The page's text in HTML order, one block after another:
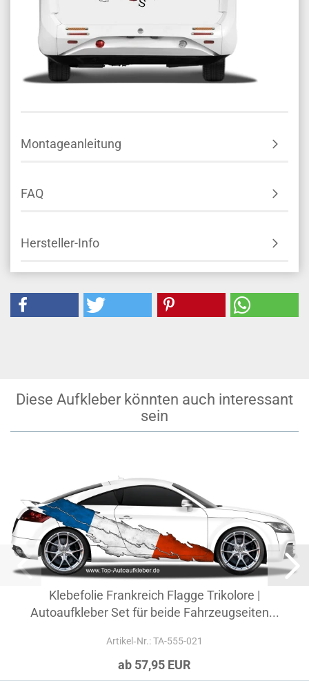
Montageanleitung
FAQ
Hersteller-Info
Diese Aufkleber könnten auch interessant
sein
Klebefolie Frankreich Flagge Trikolore |
Autoaufkleber Set für beide Fahrzeugseiten...
Artikel‑Nr.: TA-555-021
ab 57,95 EUR